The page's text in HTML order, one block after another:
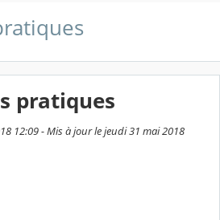
pratiques
12:09 - Mis à jour le jeudi 31 mai 2018